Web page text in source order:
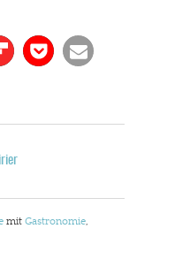
sind in den letzten Monaten
schätzen,
mit Gastronomie,